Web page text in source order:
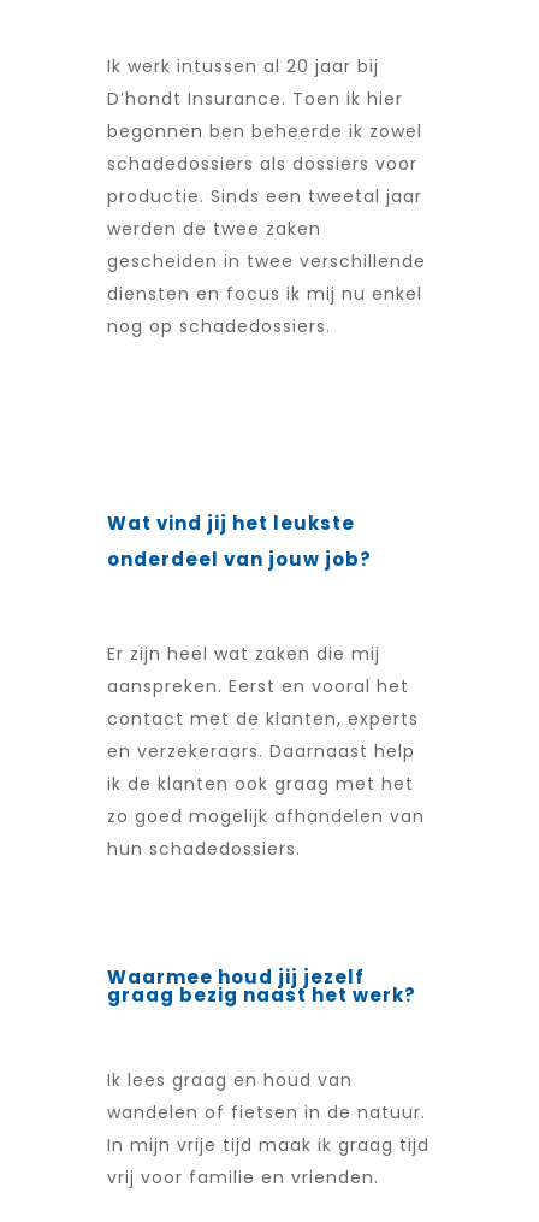
Ik werk intussen al 20 jaar bij
D’hondt Insurance. Toen ik hier
begonnen ben beheerde ik zowel
schadedossiers als dossiers voor
productie. Sinds een tweetal jaar
werden de twee zaken
gescheiden in twee verschillende
diensten en focus ik mij nu enkel
nog op schadedossiers.
Wat vind jij het leukste
onderdeel van jouw job?
Er zijn heel wat zaken die mij
aanspreken. Eerst en vooral het
contact met de klanten, experts
en verzekeraars. Daarnaast help
ik de klanten ook graag met het
zo goed mogelijk afhandelen van
hun schadedossiers.
Waarmee houd jij jezelf
graag bezig naast het werk?
Ik lees graag en houd van
wandelen of fietsen in de natuur.
In mijn vrije tijd maak ik graag tijd
vrij voor familie en vrienden.